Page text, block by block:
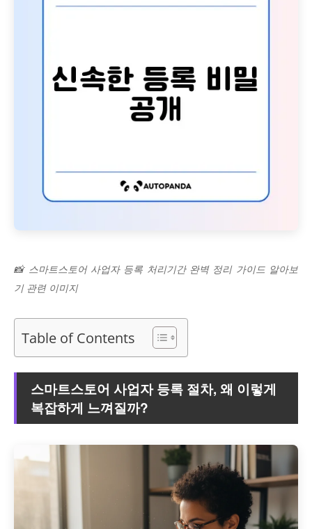
📸 스마트스토어 사업자 등록 처리기간 완벽 정리 가이드 알아보
기 관련 이미지
Table of Contents
스마트스토어 사업자 등록 절차, 왜 이렇게
복잡하게 느껴질까?